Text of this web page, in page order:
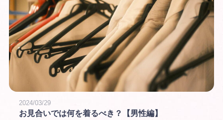
2024/03/29
お見合いでは何を着るべき？【男性編】